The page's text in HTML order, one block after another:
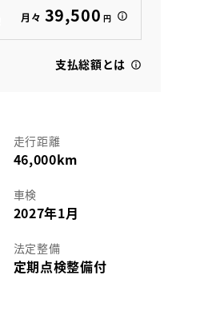
月々 39,500 円
支払総額とは
走行距離
46,000km
車検
2027年1月
法定整備
定期点検整備付